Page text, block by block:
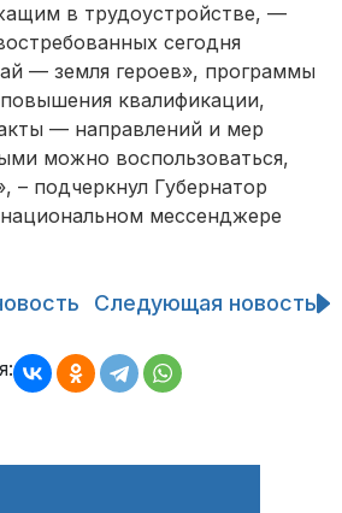
в трудоустройстве, —
сегодня
— земля героев», программы
квалификации,
— направлений и мер
можно воспользоваться,
– подчеркнул Губернатор
мессенджере
Следующая новость